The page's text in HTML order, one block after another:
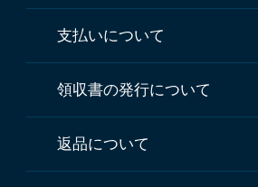
支払いについて
領収書の発行について
返品について